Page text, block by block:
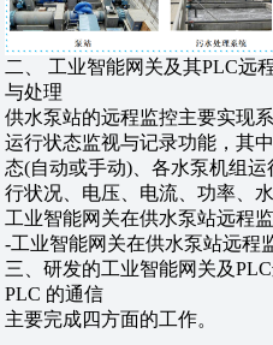
二、 工业智能网关及其PLC远
与处理
供水泵站的远程监控主要实现
运行状态监视与记录功能，其
态(自动或手动)、各水泵机组
行状况、电压、电流、功率、
工业智能网关在供水泵站远程
-工业智能网关在供水泵站远程
三、研发的工业智能网关及
PLC 的通信
主要完成四方面的工作。